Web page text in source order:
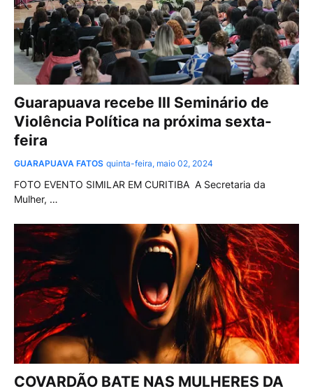
Guarapuava recebe III Seminário de
Violência Política na próxima sexta-
feira
GUARAPUAVA FATOS quinta-feira, maio 02, 2024
FOTO EVENTO SIMILAR EM CURITIBA A Secretaria da
Mulher, …
COVARDÃO BATE NAS MULHERES DA